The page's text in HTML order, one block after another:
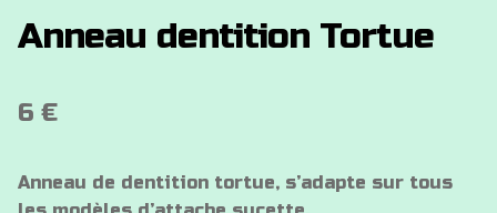
Anneau dentition Tortue
6 €
Anneau de dentition tortue, s’adapte sur tous